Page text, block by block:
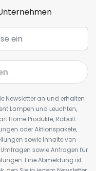
Newsletter an und erhalten
Lampen und Leuchten,
Home Produkte, Rabatt-
oder Aktionspakete,
sowie Inhalte von
sowie Anfragen für
Eine Abmeldung ist